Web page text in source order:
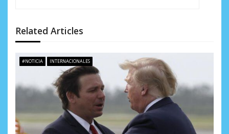
d
e
e
n
r
Related Articles
#NOTICIA INTERNACIONALES